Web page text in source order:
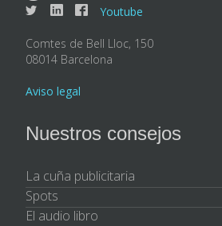
Youtube
Comtes de Bell Lloc, 150
08014 Barcelona
Aviso legal
Nuestros consejos
La cuña publicitaria
Spots
El audio libro